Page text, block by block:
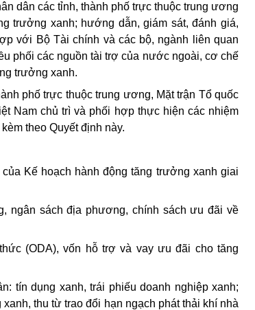
dân các tỉnh, thành phố trực thuộc trung ương
trưởng xanh; hướng dẫn, giám sát, đánh giá,
với Bộ Tài chính và các bộ, ngành liên quan
phối các nguồn tài trợ của nước ngoài, cơ chế
trưởng xanh.
phố trực thuộc trung ương, Mặt trận Tổ quốc
Nam chủ trì và phối hợp thực hiện các nhiệm
theo Quyết định này.
Kế hoạch hành động tăng trưởng xanh giai
ngân sách địa phương, chính sách ưu đãi về
(ODA), vốn hỗ trợ và vay ưu đãi cho tăng
tín dụng xanh, trái phiếu doanh nghiệp xanh;
thu từ trao đổi hạn ngạch phát thải khí nhà